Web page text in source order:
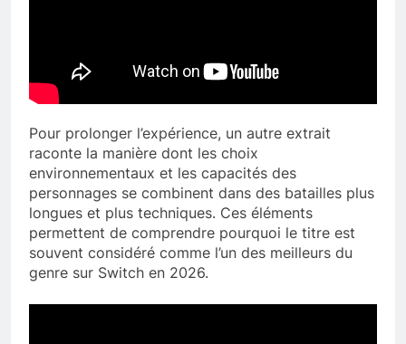
Pour prolonger l’expérience, un autre extrait
raconte la manière dont les choix
environnementaux et les capacités des
personnages se combinent dans des batailles plus
longues et plus techniques. Ces éléments
permettent de comprendre pourquoi le titre est
souvent considéré comme l’un des meilleurs du
genre sur Switch en 2026.